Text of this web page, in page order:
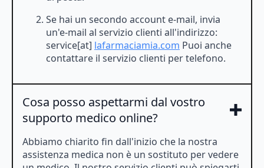
Se hai un secondo account e-mail, invia
un'e-mail al servizio clienti all'indirizzo:
service[at] lafarmaciamia.com Puoi anche
contattare il servizio clienti per telefono.
Cosa posso aspettarmi dal vostro
supporto medico online?
Abbiamo chiarito fin dall'inizio che la nostra
assistenza medica non è un sostituto per vedere